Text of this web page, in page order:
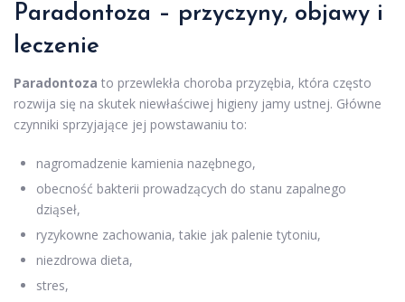
Paradontoza – przyczyny, objawy i
leczenie
Paradontoza to przewlekła choroba przyzębia, która często
rozwija się na skutek niewłaściwej higieny jamy ustnej. Główne
czynniki sprzyjające jej powstawaniu to:
nagromadzenie kamienia nazębnego,
obecność bakterii prowadzących do stanu zapalnego
dziąseł,
ryzykowne zachowania, takie jak palenie tytoniu,
niezdrowa dieta,
stres,